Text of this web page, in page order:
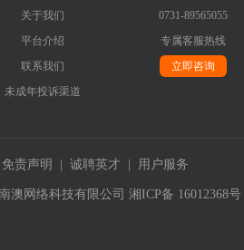
关于我们
平台介绍
联系我们
未成年投诉渠道
0731-89565055
专属客服热线
立即咨询
免责声明 诚聘英才 用户服务
澳网络科技有限公司 湘ICP备 16012368号